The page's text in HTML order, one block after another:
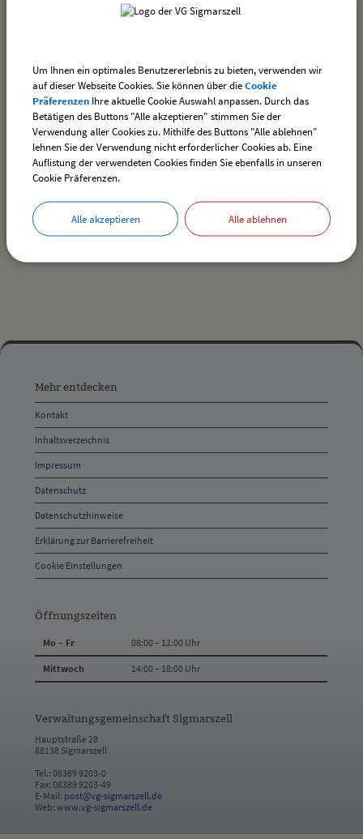
bis:
Es wurden keine Veranstaltungen gefunden.
druckennach oben
entdecken,
Öffnungszeiten
und
Anschrift
und
Kontakt
Mehr entdecken
Kontakt
Inhaltsverzeichnis
Impressum
Datenschutz
Datenschutzhinweise
Erklärung zur Barrierefreiheit
Cookie Einstellungen
Öffnungszeiten
Mo – Fr 08:00 – 12:00 Uhr
Mittwoch 14:00 – 18:00 Uhr
Verwaltungsgemeinschaft Sigmarszell
Hauptstraße 28
88138 Sigmarszell
Tel.: 08389 9203-0
Fax: 08389 9203-49
E-Mail: post@vg-sigmarszell.de
Web:www.vg-sigmarszell.de
Um Ihnen ein optimales Benutzererlebnis zu bieten, verwenden wir
auf dieser Webseite Cookies. Sie können über dieCookie
Präferenzen Ihre aktuelle Cookie Auswahl anpassen. Durch das
Betätigen des Buttons "Alle akzeptieren" stimmen Sie der
Verwendung aller Cookies zu. Mithilfe des Buttons "Alle ablehnen"
lehnen Sie der Verwendung nicht erforderlicher Cookies ab. Eine
Auflistung der verwendeten Cookies finden Sie ebenfalls in unseren
Cookie Präferenzen.
Alle akzeptieren Alle ablehnen